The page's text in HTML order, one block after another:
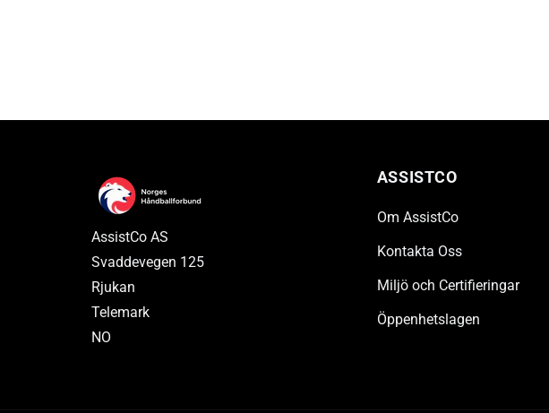
AssistCo AS
Svaddevegen 125
Rjukan
Telemark
NO
ASSISTCO
Om AssistCo
Kontakta Oss
Miljö och Certifieringar
Öppenhetslagen